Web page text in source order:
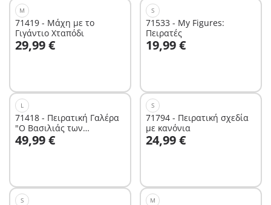
M
71419 - Μάχη με το
Γιγάντιο Χταπόδι
29,99 €
Στο καλάθι
S
71533 - My Figures:
Πειρατές
19,99 €
Στο καλάθι
L
71418 - Πειρατική Γαλέρα
"Ο Βασιλιάς των
Πειρατών"
49,99 €
Στο καλάθι
S
71794 - Πειρατική σχεδία
με κανόνια
24,99 €
Στο καλάθι
S M